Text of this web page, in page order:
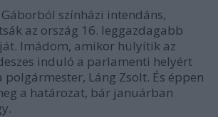
színházi intendáns,
az ország 16. leggazdagabb
Imádom, amikor hülyítik az
induló a parlamenti helyért
polgármester, Láng Zsolt. És éppen
a határozat, bár januárban